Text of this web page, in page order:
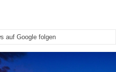
auf Google folgen